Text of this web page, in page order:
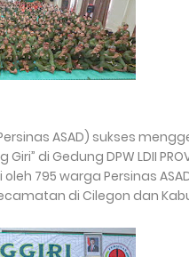
ASAD) sukses
di Gedung DPW LDII
795 warga Persinas
di Cilegon dan